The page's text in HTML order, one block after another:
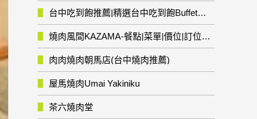
台中吃到飽推薦|精選台中吃到飽Buffet自助餐廳
燒肉風間KAZAMA-餐點|菜單|價位|訂位資訊
肉肉燒肉朝馬店(台中燒肉推薦)
屋馬燒肉Umai Yakiniku
茶六燒肉堂